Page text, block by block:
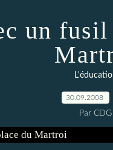
un
30.09.2008
Par CDG